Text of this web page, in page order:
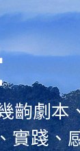
齣劇
踐、